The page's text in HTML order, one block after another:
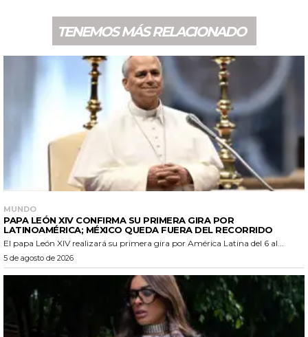
TENEMOS MÁS RELACIONADO
MUNDO
PAPA LEÓN XIV CONFIRMA SU PRIMERA GIRA POR
LATINOAMÉRICA; MÉXICO QUEDA FUERA DEL RECORRIDO
El papa León XIV realizará su primera gira por América Latina del 6 al...
5 de agosto de 2026